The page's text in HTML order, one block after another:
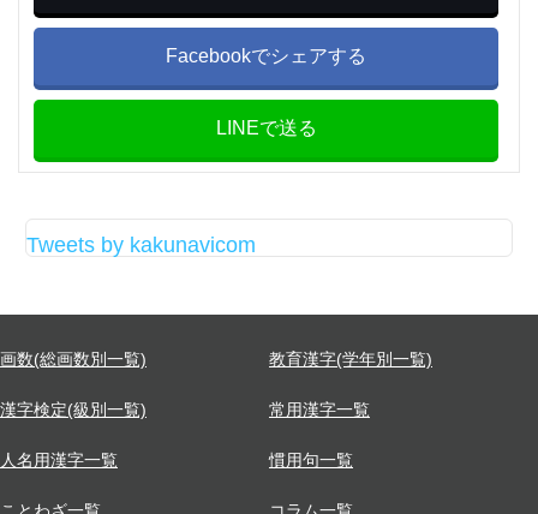
Facebookでシェアする
LINEで送る
Tweets by kakunavicom
画数(総画数別一覧) 教育漢字(学年別一覧)
漢字検定(級別一覧) 常用漢字一覧
人名用漢字一覧 慣用句一覧